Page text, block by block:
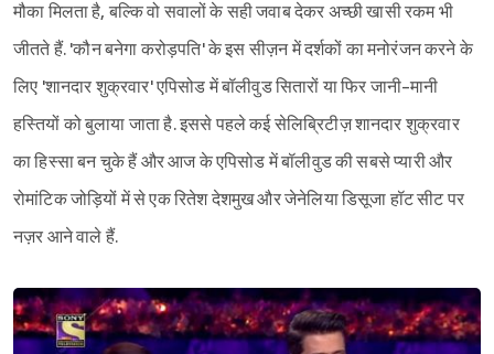
मौका मिलता है, बल्कि वो सवालों के सही जवाब देकर अच्छी खासी रकम भी
जीतते हैं. 'कौन बनेगा करोड़पति' के इस सीज़न में दर्शकों का मनोरंजन करने के
लिए 'शानदार शुक्रवार' एपिसोड में बॉलीवुड सितारों या फिर जानी-मानी
हस्तियों को बुलाया जाता है. इससे पहले कई सेलिब्रिटीज़ शानदार शुक्रवार
का हिस्सा बन चुके हैं और आज के एपिसोड में बॉलीवुड की सबसे प्यारी और
रोमांटिक जोड़ियों में से एक रितेश देशमुख और जेनेलिया डिसूजा हॉट सीट पर
नज़र आने वाले हैं.